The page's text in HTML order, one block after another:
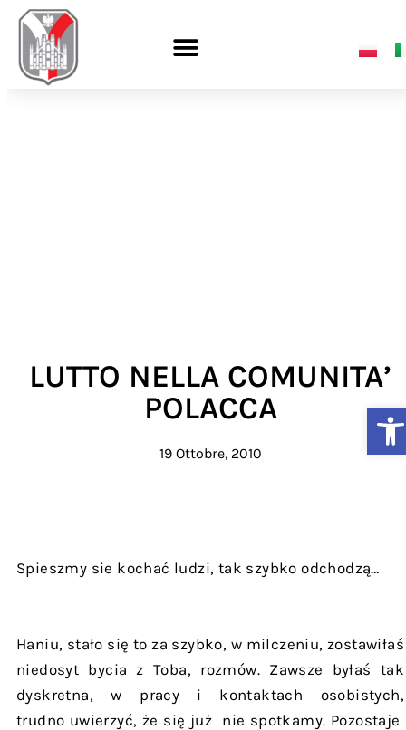
LUTTO NELLA COMUNITA’
POLACCA
19 Ottobre, 2010
Spieszmy sie kochać ludzi, tak szybko odchodzą…
Haniu, stało się to za szybko, w milczeniu, zostawiłaś
niedosyt bycia z Toba, rozmów. Zawsze byłaś tak
dyskretna, w pracy i kontaktach osobistych,
trudno uwierzyć, że się już nie spotkamy. Pozostaje